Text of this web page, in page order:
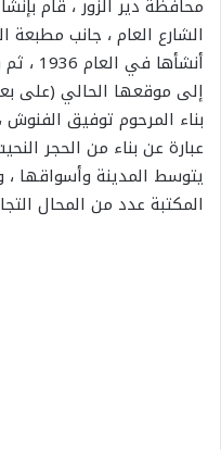
محافظة دير الزور ، قام
الشارع العام ، جانب مطبعة
بناء المرحوم توفيق
عبارة عن بناء من الحجر
يتوسط المدينة وأسواقها
المكتبة عدد من المحال